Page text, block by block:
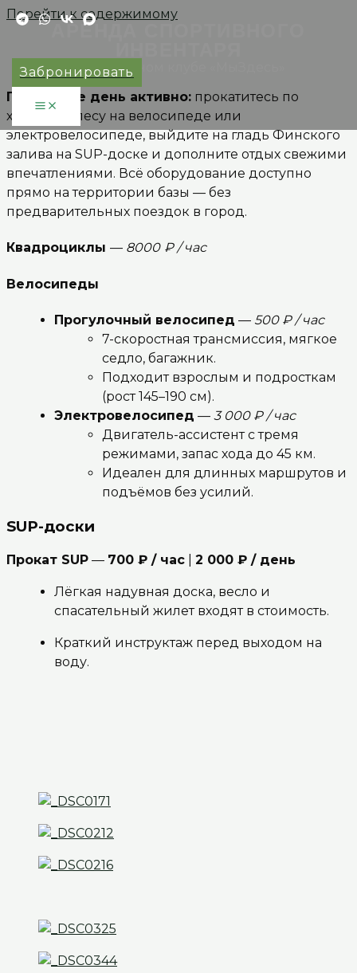
Перейти к содержимому
Забронировать
АРЕНДА СПОРТИВНОГО
в загородном клубе «МыЗдесь»
Проведите день активно: прокатитесь по
хвойному лесу на велосипеде или
электровелосипеде, выйдите на гладь Финского
залива на SUP-доске и дополните отдых свежими
впечатлениями. Всё оборудование доступно
прямо на территории базы — без
предварительных поездок в город.
Квадроциклы — 8000 ₽ / час
Велосипеды
Прогулочный велосипед — 500 ₽ / час
7-скоростная трансмиссия, мягкое
седло, багажник.
Подходит взрослым и подросткам
(рост 145–190 см).
Электровелосипед — 3 000 ₽ / час
Двигатель-ассистент с тремя
режимами, запас хода до 45 км.
Идеален для длинных маршрутов и
подъёмов без усилий.
SUP-доски
Прокат SUP — 700 ₽ / час 2 000 ₽ / день
Лёгкая надувная доска, весло и
спасательный жилет входят в стоимость.
Краткий инструктаж перед выходом на
воду.